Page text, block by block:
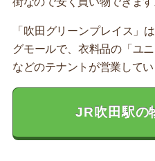
「吹田グリーンプレイス」
グモールで、衣料品の「ユ
などのテナントが営業してい
JR吹田駅の